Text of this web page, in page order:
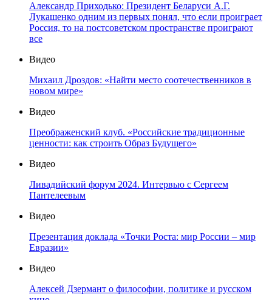
Александр Приходько: Президент Беларуси А.Г.
Лукашенко одним из первых понял, что если проиграет
Россия, то на постсоветском пространстве проиграют
все
Видео
Михаил Дроздов: «Найти место соотечественников в
новом мире»
Видео
Преображенский клуб. «Российские традиционные
ценности: как строить Образ Будущего»
Видео
Ливадийский форум 2024. Интервью с Сергеем
Пантелеевым
Видео
Презентация доклада «Точки Роста: мир России – мир
Евразии»
Видео
Алексей Дзермант о философии, политике и русском